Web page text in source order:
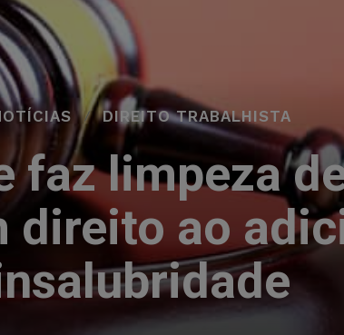
DIREITO TRABALHISTA
faz limpeza
direito ao